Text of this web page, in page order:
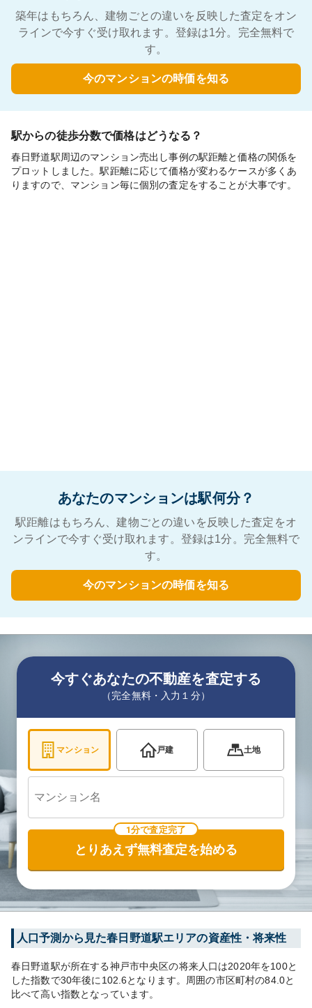
築年はもちろん、建物ごとの違いを反映した査定をオン
ラインで今すぐ受け取れます。登録は1分。完全無料で
す。
今のマンションの時価を知る
駅からの徒歩分数で価格はどうなる？
春日野道駅周辺のマンション売出し事例の駅距離と価格の関係を
プロットしました。駅距離に応じて価格が変わるケースが多くあ
りますので、マンション毎に個別の査定をすることが大事です。
あなたのマンションは駅何分？
駅距離はもちろん、建物ごとの違いを反映した査定をオ
ンラインで今すぐ受け取れます。登録は1分。完全無料で
す。
今のマンションの時価を知る
今すぐあなたの不動産を査定する
（完全無料・入力１分）
マンション 戸建 土地
1分で査定完了
とりあえず無料査定を始める
人口予測から見た春日野道駅エリアの資産性・将来性
春日野道駅が所在する神戸市中央区の将来人口は2020年を100と
した指数で30年後に 102.6となります。 周囲の市区町村の84.0と
比べて高い指数となっています。